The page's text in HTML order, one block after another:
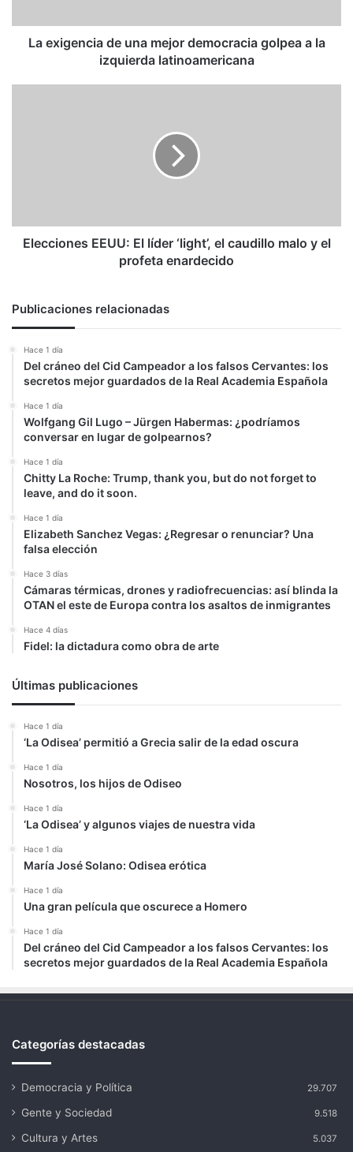
la
izquierda
La exigencia de una mejor democracia golpea a la
izquierda latinoamericana
y
Elecciones EEUU: El líder ‘light’, el caudillo malo y el
profeta enardecido
Publicaciones relacionadas
Hace 1 día
Del cráneo del Cid Campeador a los falsos Cervantes: los
secretos mejor guardados de la Real Academia Española
Hace 1 día
Wolfgang Gil Lugo – Jürgen Habermas: ¿podríamos
conversar en lugar de golpearnos?
Hace 1 día
Chitty La Roche: Trump, thank you, but do not forget to
leave, and do it soon.
Hace 1 día
Elizabeth Sanchez Vegas: ¿Regresar o renunciar? Una
falsa elección
Hace 3 días
Cámaras térmicas, drones y radiofrecuencias: así blinda la
OTAN el este de Europa contra los asaltos de inmigrantes
Hace 4 días
Fidel: la dictadura como obra de arte
Últimas publicaciones
Hace 1 día
‘La Odisea’ permitió a Grecia salir de la edad oscura
Hace 1 día
Nosotros, los hijos de Odiseo
Hace 1 día
‘La Odisea’ y algunos viajes de nuestra vida
Hace 1 día
María José Solano: Odisea erótica
Hace 1 día
Una gran película que oscurece a Homero
Hace 1 día
Del cráneo del Cid Campeador a los falsos Cervantes: los
secretos mejor guardados de la Real Academia Española
Categorías destacadas
Democracia y Política 29.707
Gente y Sociedad 9.518
Cultura y Artes 5.037